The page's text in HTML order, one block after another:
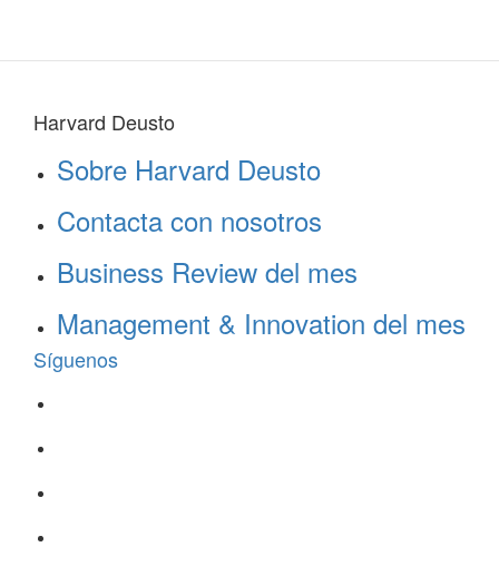
Harvard Deusto
Sobre Harvard Deusto
Contacta con nosotros
Business Review del mes
Management & Innovation del mes
Síguenos